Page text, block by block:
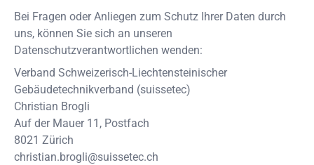
Bei Fragen oder Anliegen zum Schutz Ihrer Daten durch
uns, können Sie sich an unseren
Datenschutzverantwortlichen wenden:
Verband Schweizerisch-Liechtensteinischer
Gebäudetechnikverband (suissetec)
Christian Brogli
Auf der Mauer 11, Postfach
8021 Zürich
christian.brogli@suissetec.ch